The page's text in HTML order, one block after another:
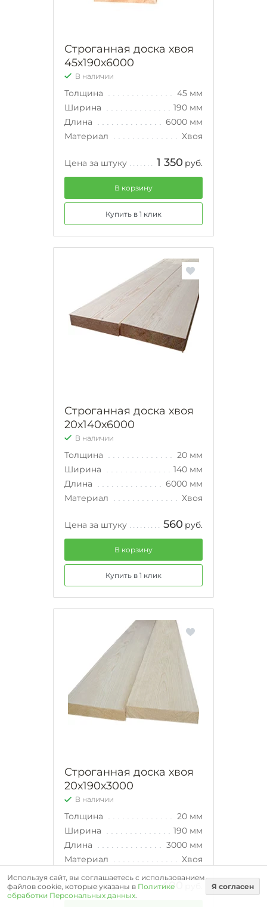
Строганная доска хвоя
45х190х6000
В наличии
Толщина
45 мм
Ширина
190 мм
Длина
6000 мм
Материал
Хвоя
Цена за штуку 1 350 руб.
В корзину
Купить в 1 клик
Строганная доска хвоя
20х140х6000
В наличии
Толщина
20 мм
Ширина
140 мм
Длина
6000 мм
Материал
Хвоя
Цена за штуку 560 руб.
В корзину
Купить в 1 клик
Строганная доска хвоя
20х190х3000
В наличии
Толщина
20 мм
Ширина
190 мм
Длина
3000 мм
Материал
Хвоя
Цена за штуку 400
Используя сайт, вы соглашаетесь с использованием
файлов cookie, которые указаны в Политике
обработки Персональных данных.
Я согласен